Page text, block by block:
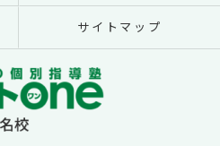
サイトマップ